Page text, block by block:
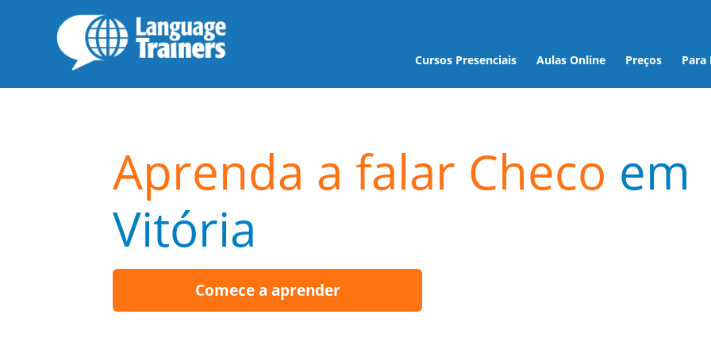
Cursos Presenciais Aulas Online Preços Para
Aprenda a falar Checo em
Vitória
Comece a aprender